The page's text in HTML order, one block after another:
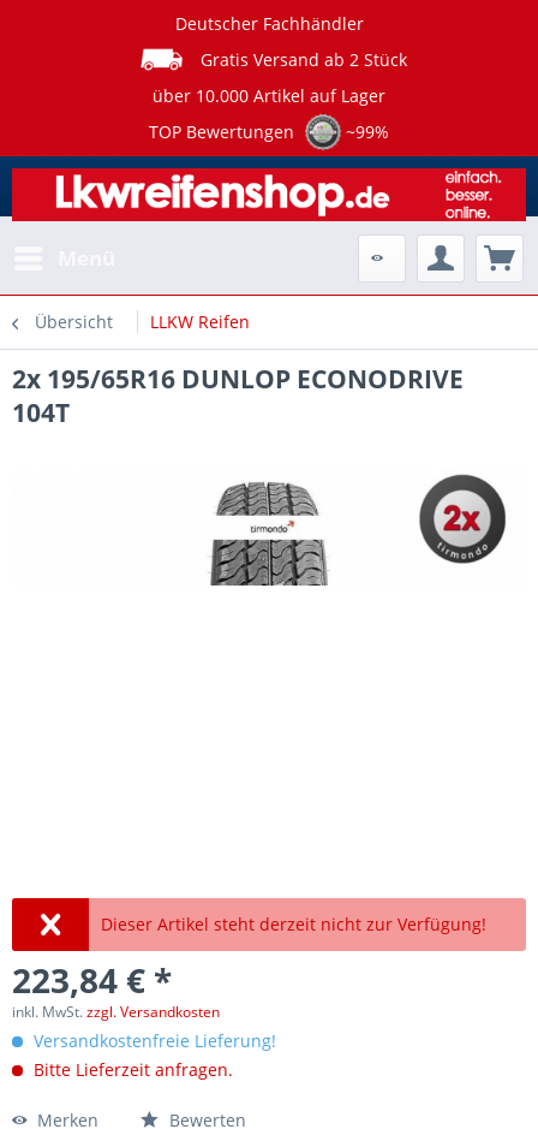
Deutscher Fachhändler
Gratis Versand ab 2 Stück
über 10.000 Artikel auf Lager
TOP Bewertungen
~99%
Übersicht LLKW Reifen
2x 195/65R16 DUNLOP ECONODRIVE
104T
Dieser Artikel steht derzeit nicht zur Verfügung!
223,84 € *
inkl. MwSt.zzgl. Versandkosten
Versandkostenfreie Lieferung!
Bitte Lieferzeit anfragen.
Merken Bewerten